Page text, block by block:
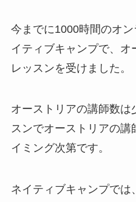
今までに1000時間のオ
イティブキャンプで、オ
レッスンを受けました。
オーストリアの講師数は
スンでオーストリアの講
イミング次第です。
ネイティブキャンプでは